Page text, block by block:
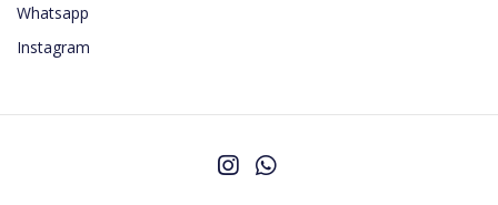
Whatsapp
Instagram